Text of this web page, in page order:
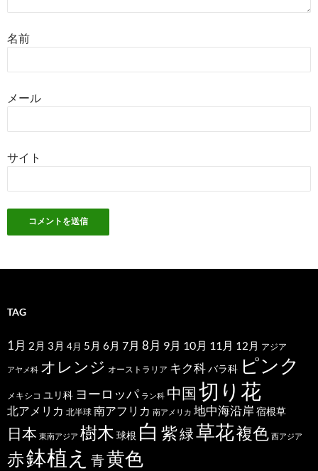
名前
メール
サイト
TAG
1月 2月 3月 4月 5月 6月 7月 8月 9月 10月 11月 12月 アジア
アヤメ科 オレンジ オーストラリア キク科バラ科 ピンク
メキシコ ユリ科 ヨーロッパ ラン科 中国切り花
北アメリカ 北半球 南アフリカ 南アメリカ 地中海沿岸 宿根草
日本 東南アジア 樹木 球根 白 紫緑草花複色 西アジア
赤鉢植え 青黄色